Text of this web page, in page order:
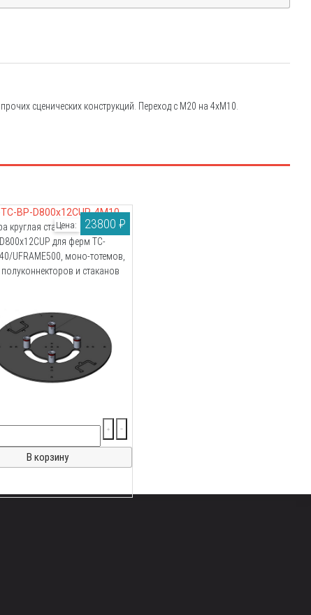
сценических конструкций. Переход с М20 на 4хМ10.
BP-D800x12CUP-4M10
круглая стальная с ручками
D800x12CUP для ферм TC-
UFRAME500, моно-тотемов,
полуконнекторов и стаканов
Цена: 23800 ₽